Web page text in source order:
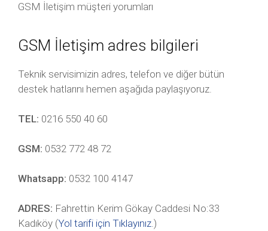
GSM İletişim müşteri yorumları
GSM İletişim adres bilgileri
Teknik servisimizin adres, telefon ve diğer bütün
destek hatlarını hemen aşağıda paylaşıyoruz.
TEL: 0216 550 40 60
GSM: 0532 772 48 72
Whatsapp: 0532 100 4147
ADRES: Fahrettin Kerim Gökay Caddesi No:33
Kadıköy (Yol tarifi için Tıklayınız.)